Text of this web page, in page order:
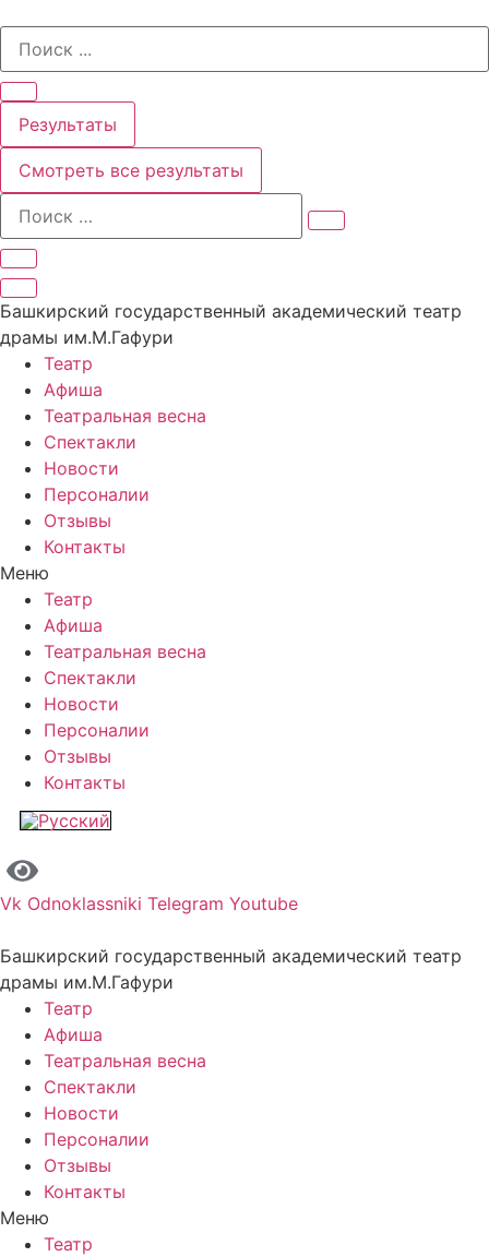
содержимому
Search
Результаты
Смотреть все результаты
Башкирский государственный академический театр
драмы им.М.Гафури
Театр
Афиша
Театральная весна
Спектакли
Новости
Персоналии
Отзывы
Контакты
Меню
Театр
Афиша
Театральная весна
Спектакли
Новости
Персоналии
Отзывы
Контакты
Vk Odnoklassniki Telegram Youtube
Башкирский государственный академический театр
драмы им.М.Гафури
Театр
Афиша
Театральная весна
Спектакли
Новости
Персоналии
Отзывы
Контакты
Меню
Театр